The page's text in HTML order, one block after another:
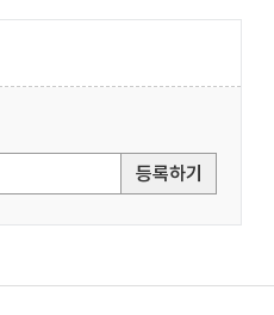
등록하기